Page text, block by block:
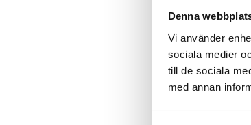
Denna
Vi använder
sociala medier
till de sociala
med annan